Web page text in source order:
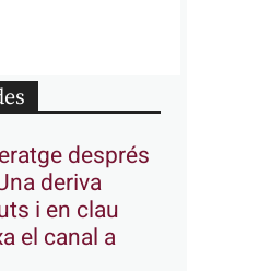
després
deriva
i en clau
el canal a